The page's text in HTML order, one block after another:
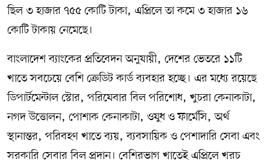
ছিল ৩ হাজার ৭৫৫ কোটি টাকা, এপ্রিলে তা কমে ৩ হাজার ১৬
কোটি টাকায় নেমেছে।
বাংলাদেশ ব্যাংকের প্রতিবেদন অনুযায়ী, দেশের ভেতরে ১১টি
খাতে সবচেয়ে বেশি ক্রেডিট কার্ড ব্যবহার হচ্ছে। এর মধ্যে রয়েছে
ডিপার্টমেন্টাল স্টোর, পরিষেবার বিল পরিশোধ, খুচরা কেনাকাটা,
নগদ উত্তোলন, পোশাক কেনাকাটা, ওষুধ ও ফার্মেসি, অর্থ
স্থানান্তর, পরিবহণ খাতে ব্যয়, ব্যবসায়িক ও পেশাদারি সেবা এবং
সরকারি সেবার বিল প্রদান। বেশিরভাগ খাতেই এপ্রিলে খরচ